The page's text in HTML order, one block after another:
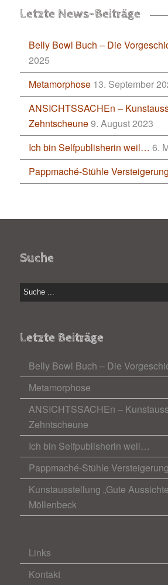
Letzte News-Beiträge
Belly Bowl Buch – Die
2025
Metamorphose 13. September
ANSICHTSSACHEn –
Zehntscheune9. August 2023
Ich bin Selfpublisherin weil… 6.
Pappmaché-Stühle Versteigerung
Suche
Letzte Beiträge
Belly Bowl Buch – Die
Metamorphose
ANSICHTSSACHEn –
Zehntscheune
Ich bin Selfpublisherin weil…
Pappmaché-Stühle Versteigerung
Kunstausstellung „Gute
Möllenbeck
Links
Kontakt